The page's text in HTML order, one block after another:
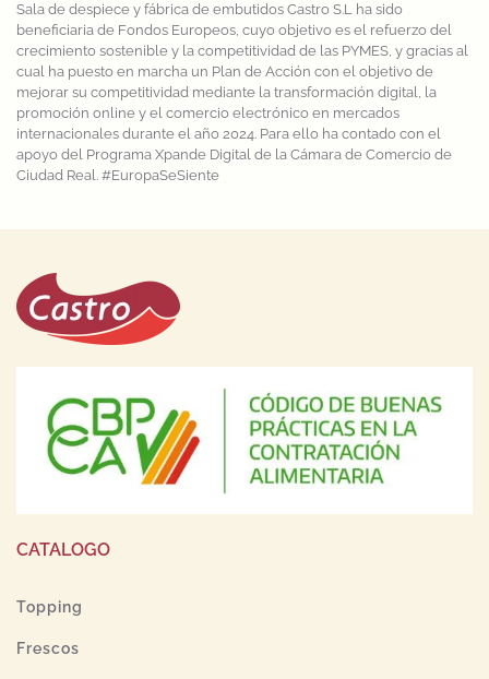
Sala de despiece y fábrica de embutidos Castro S.L ha sido
beneficiaria de Fondos Europeos, cuyo objetivo es el refuerzo del
crecimiento sostenible y la competitividad de las PYMES, y gracias al
cual ha puesto en marcha un Plan de Acción con el objetivo de
mejorar su competitividad mediante la transformación digital, la
promoción online y el comercio electrónico en mercados
internacionales durante el año 2024. Para ello ha contado con el
apoyo del Programa Xpande Digital de la Cámara de Comercio de
Ciudad Real. #EuropaSeSiente
CATALOGO
Topping
Frescos